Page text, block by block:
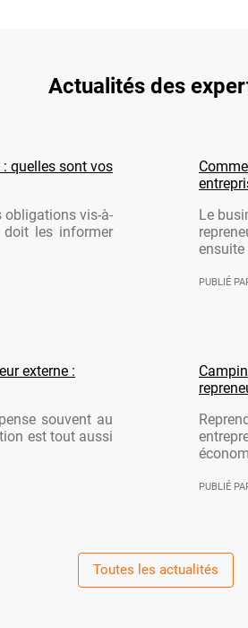
Actualités des
quelles sont vos
obligations vis-à-
les informer
Le
ensuite
PUBLIÉ
externe :
souvent au
est tout aussi
PUBLIÉ
Toutes les actualités